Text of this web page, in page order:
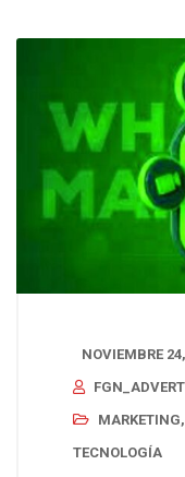
NOVIEMBRE
MARKETING,
TECNOLOGÍA